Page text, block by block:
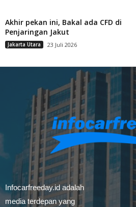
Akhir pekan ini, Bakal ada CFD di
Penjaringan Jakut
Jakarta Utara 23 Juli 2026
Infocarfreeday.id adalah
media terdepan yang